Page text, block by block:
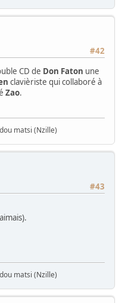
#42
CD de Don Faton une
clavièriste qui collaboré à
Zao.
matsi (Nzille)
#43
matsi (Nzille)